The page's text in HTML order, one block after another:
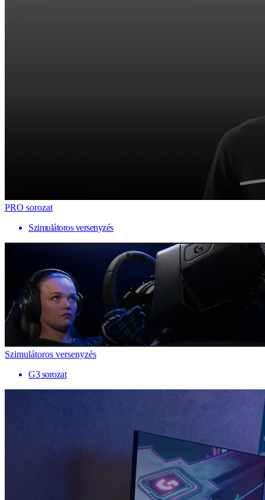
PRO sorozat
Szimulátoros versenyzés
Szimulátoros versenyzés
G3 sorozat